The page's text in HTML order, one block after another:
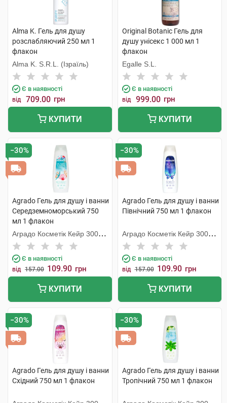
Alma K. Гель для душу
розслабляючий 250 мл 1
флакон
Alma K. S.R.L. (Ізраїль)
Є в наявності
від 709.00 грн
КУПИТИ
Original Botanic Гель для
душу унісекс 1 000 мл 1
флакон
Egalle S.L.
Є в наявності
від 999.00 грн
КУПИТИ
−30%
Agrado Гель для душу і ванни
Середземноморський 750
мл 1 флакон
Аградо Косметік Кейр 3000
С.Л.У.
Є в наявності
від 157.00 109.90 грн
КУПИТИ
−30%
Agrado Гель для душу і ванни
Північний 750 мл 1 флакон
Аградо Косметік Кейр 3000
С.Л.У.
Є в наявності
від 157.00 109.90 грн
КУПИТИ
−30%
Agrado Гель для душу і ванни
Східний 750 мл 1 флакон
−30%
Agrado Гель для душу і ванни
Тропічний 750 мл 1 флакон